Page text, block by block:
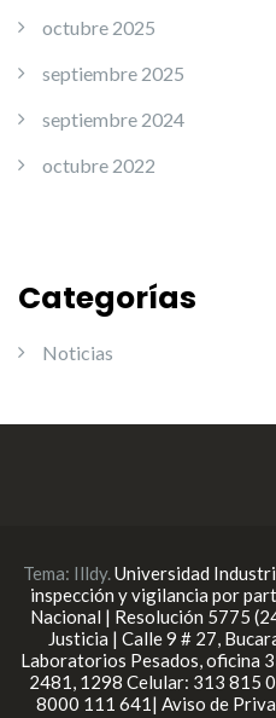
octubre 2025
septiembre 2025
septiembre 2024
octubre 2022
Categorías
Noticias
Tema: Illdy.Universidad
inspección y vigilancia por
Nacional | Resolución 5775
Justicia | Calle 9 # 27,
Laboratorios Pesados, oficina
2481, 1298 Celular: 313 815
8000 111 641| Aviso de